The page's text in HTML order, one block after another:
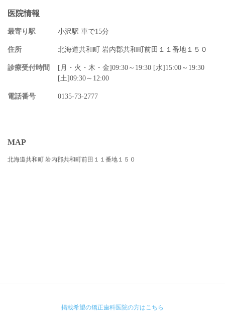
医院情報
最寄り駅 小沢駅 車で15分
住所 北海道共和町 岩内郡共和町前田１１番地１５０
診療受付時間
[月・火・木・金]09:30～19:30 [水]15:00～19:30
[土]09:30～12:00
電話番号 0135-73-2777
MAP
北海道共和町 岩内郡共和町前田１１番地１５０
掲載希望の矯正歯科医院の方はこちら